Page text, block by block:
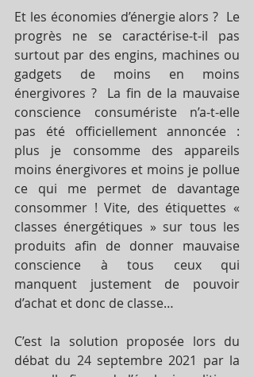
Et les économies d’énergie alors ?  Le
progrès ne se caractérise-t-il pas
surtout par des engins, machines ou
gadgets de moins en moins
énergivores ?  La fin de la mauvaise
conscience consumériste n’a-t-elle
pas été officiellement annoncée :
plus je consomme des appareils
moins énergivores et moins je pollue
ce qui me permet de davantage
consommer ! Vite, des étiquettes «
classes énergétiques » sur tous les
produits afin de donner mauvaise
conscience à tous ceux qui
manquent justement de pouvoir
d’achat et donc de classe…
C’est la solution proposée lors du
débat du 24 septembre 2021 par la